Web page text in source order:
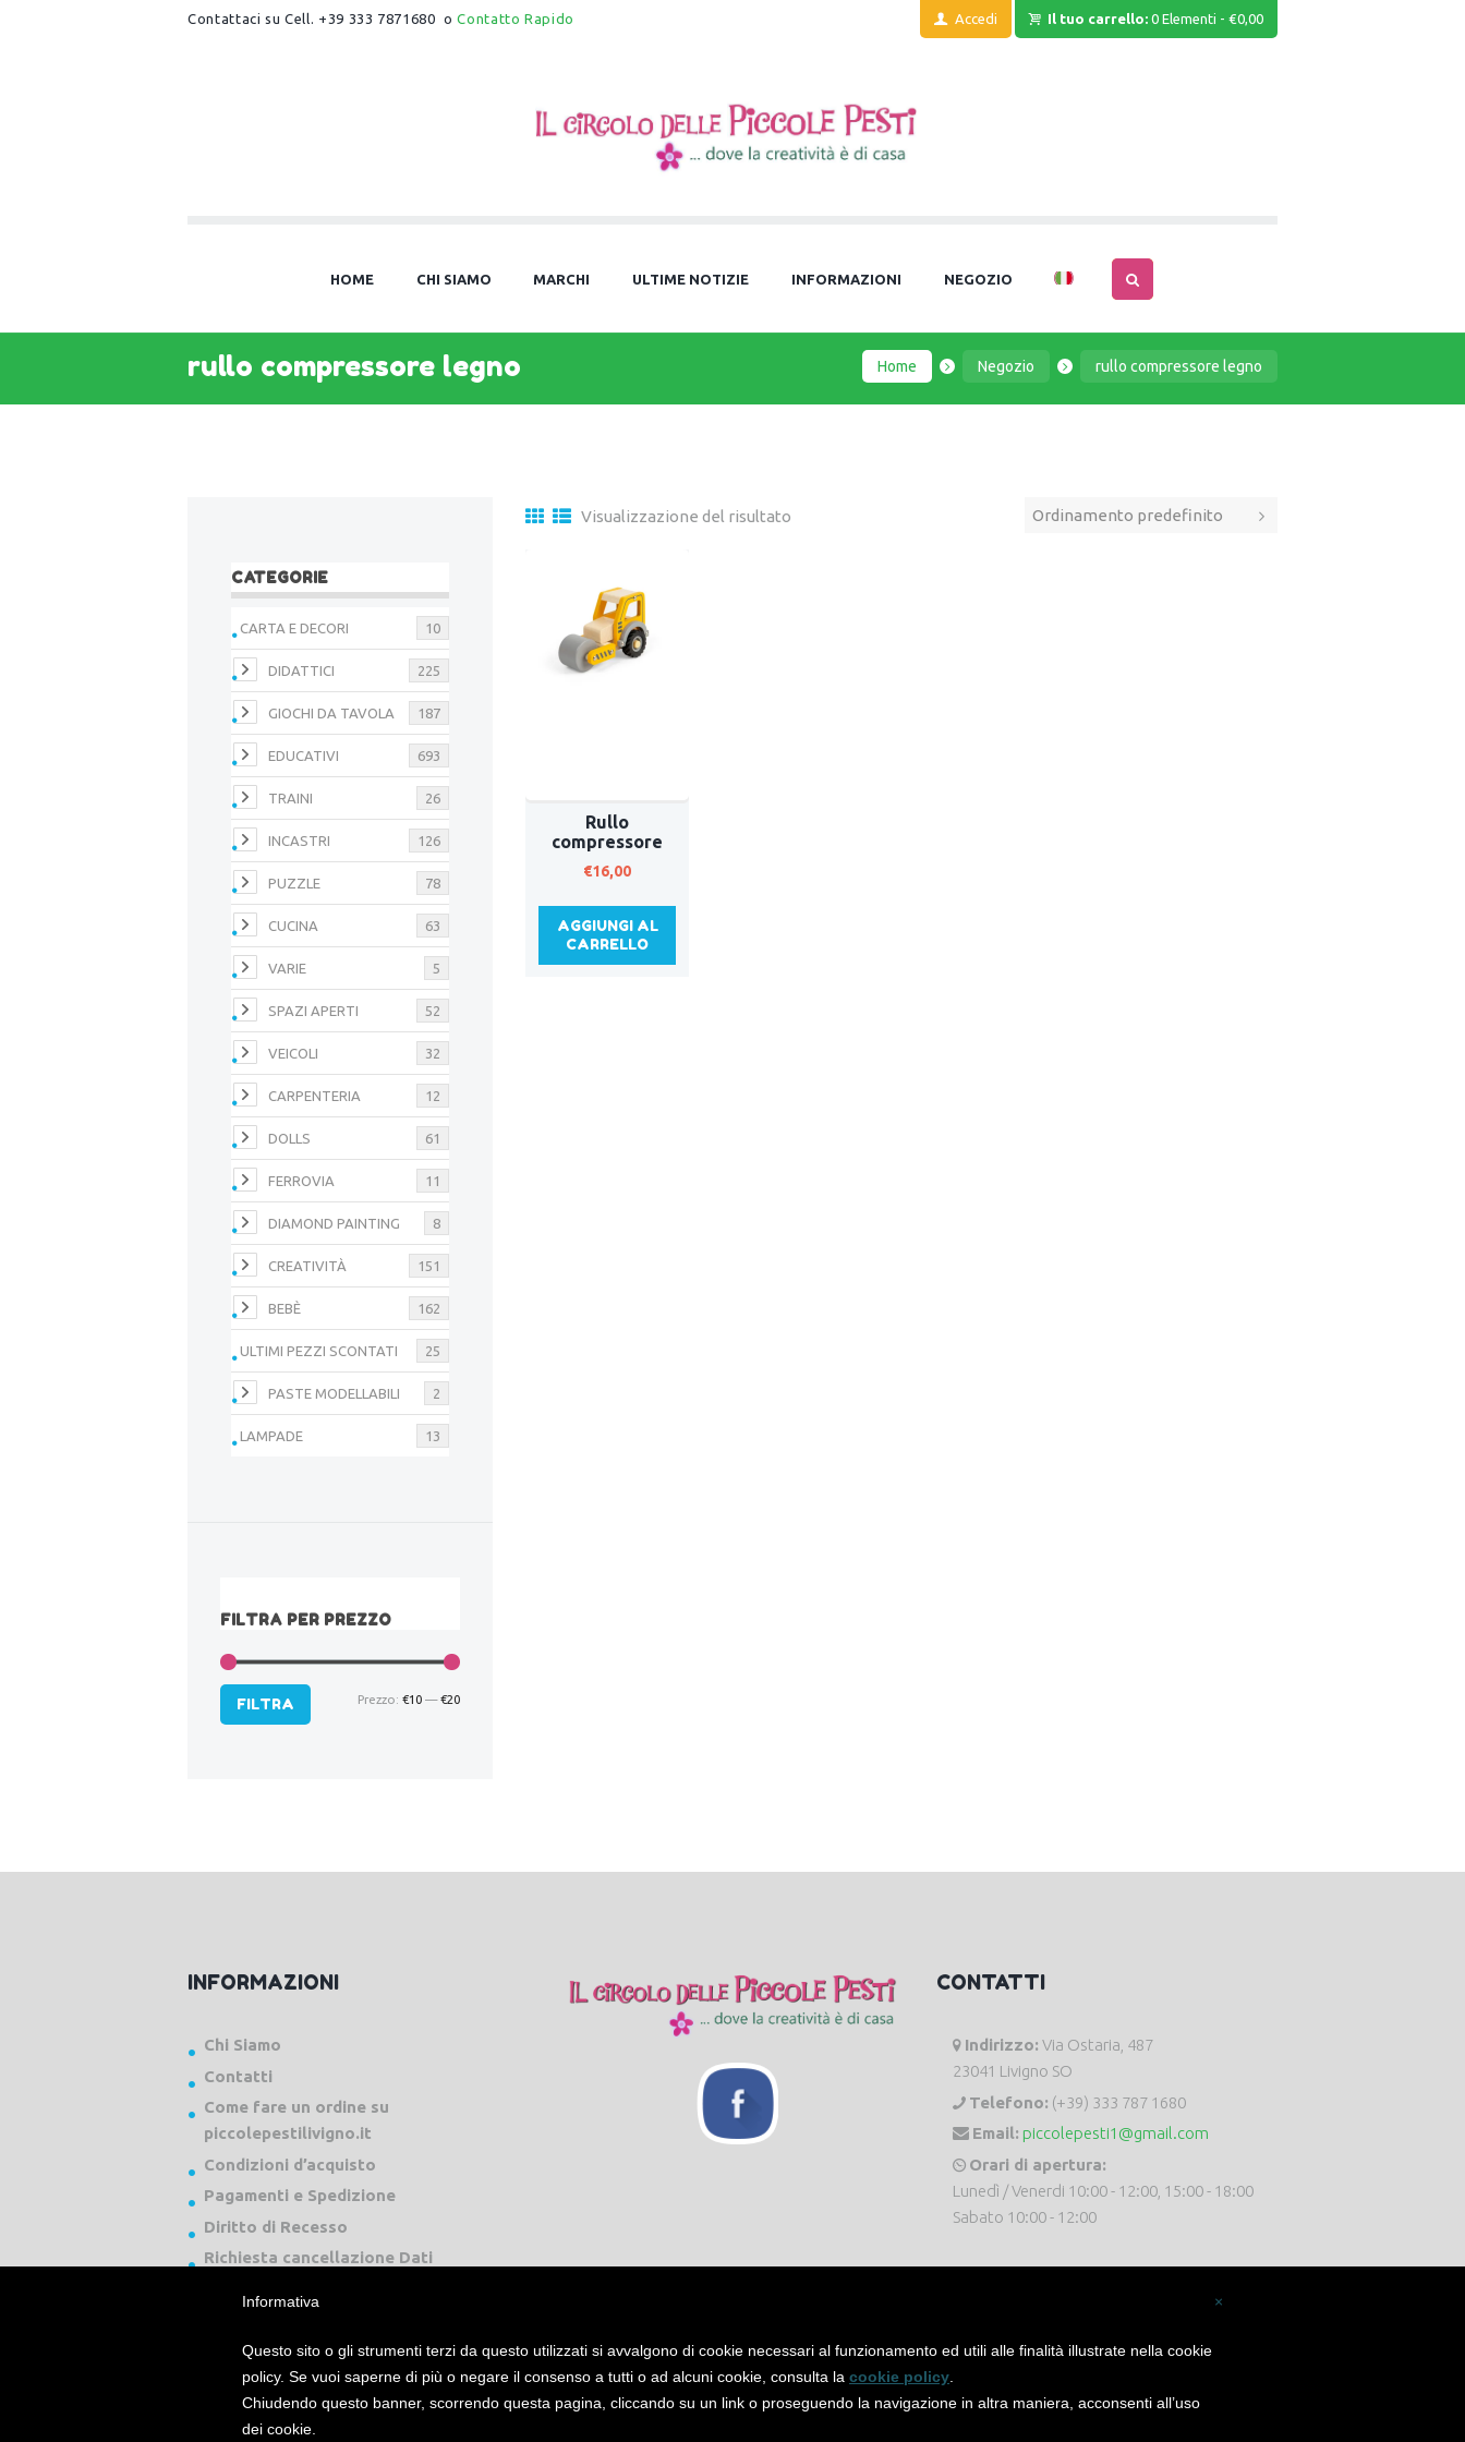
Contattaci su Cell. +39 333 7871680 oContatto Rapido Accedi Il tuo carrello: 0 Elementi -€0,00
HOME CHI SIAMO MARCHI ULTIME NOTIZIE INFORMAZIONI NEGOZIO
rullo compressore legno Home Negozio rullo compressore legno
Visualizzazione del risultato
Rullo
compressore
€16,00
AGGIUNGI AL
CARRELLO
CATEGORIE
CARTA E DECORI 10
DIDATTICI 225
GIOCHI DA TAVOLA 187
EDUCATIVI 693
TRAINI 26
INCASTRI 126
PUZZLE 78
CUCINA 63
VARIE 5
SPAZI APERTI 52
VEICOLI 32
CARPENTERIA 12
DOLLS 61
FERROVIA 11
DIAMOND PAINTING 8
CREATIVITÀ 151
BEBÈ 162
ULTIMI PEZZI SCONTATI 25
PASTE MODELLABILI 2
LAMPADE 13
FILTRA PER PREZZO
Prezzo
Prezzo
FILTRA Prezzo: €10 —€20
INFORMAZIONI
Chi Siamo
Contatti
Come fare un ordine su
piccolepestilivigno.it
Condizioni d’acquisto
Pagamenti e Spedizione
Diritto di Recesso
Richiesta cancellazione Dati
CONTATTI
Indirizzo: Via Ostaria, 487
23041 Livigno SO
Telefono: (+39) 333 787 1680
Email: piccolepesti1@gmail.com
Orari di apertura:
Lunedì / Venerdi 10:00 - 12:00, 15:00 - 18:00
Sabato 10:00 - 12:00
Piccole Pesti Livigno © 2024 Tutti i diritti riservati. -Privacy Policy-Cookie Policy
×
Informativa
Questo sito o gli strumenti terzi da questo utilizzati si avvalgono di cookie necessari al funzionamento ed utili alle finalità illustrate nella cookie
policy. Se vuoi saperne di più o negare il consenso a tutti o ad alcuni cookie, consulta la cookie policy
Chiudendo questo banner, scorrendo questa pagina, cliccando su un link o proseguendo la navigazione in altra maniera, acconsenti all’uso
dei cookie.